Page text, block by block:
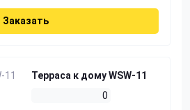
Заказать
Терраса к дому WSW-11
0